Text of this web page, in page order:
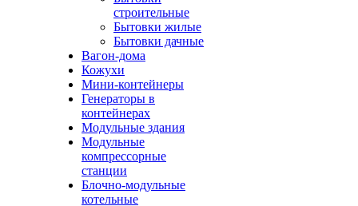
строительные
Бытовки жилые
Бытовки дачные
Вагон-дома
Кожухи
Мини-контейнеры
Генераторы в
контейнерах
Модульные здания
Модульные
компрессорные
станции
Блочно-модульные
котельные